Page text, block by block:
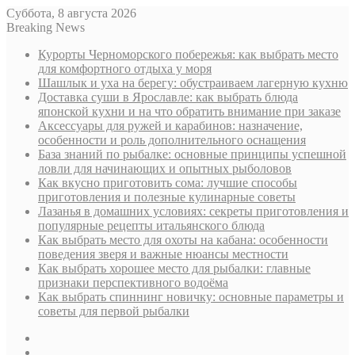
Суббота, 8 августа 2026
Breaking News
Курорты Черноморского побережья: как выбрать место
для комфортного отдыха у моря
Шашлык и уха на берегу: обустраиваем лагерную кухню
Доставка суши в Ярославле: как выбрать блюда
японской кухни и на что обратить внимание при заказе
Аксессуары для ружей и карабинов: назначение,
особенности и роль дополнительного оснащения
База знаний по рыбалке: основные принципы успешной
ловли для начинающих и опытных рыболовов
Как вкусно приготовить сома: лучшие способы
приготовления и полезные кулинарные советы
Лазанья в домашних условиях: секреты приготовления и
популярные рецепты итальянского блюда
Как выбрать место для охоты на кабана: особенности
поведения зверя и важные нюансы местности
Как выбрать хорошее место для рыбалки: главные
признаки перспективного водоёма
Как выбрать спиннинг новичку: основные параметры и
советы для первой рыбалки